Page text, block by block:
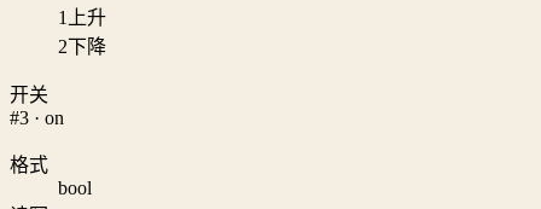
1
上升
2下降
开关
#3 · on
格式
bool